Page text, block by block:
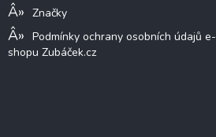
Značky
Podmínky ochrany osobních údajů e-
shopu Zubáček.cz